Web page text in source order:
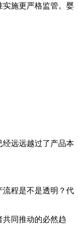
实施更严格监管。婴
经远远越过了产品本
程是不是透明？代
同推动的必然趋